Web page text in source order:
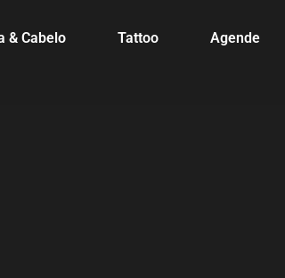
& Cabelo Tattoo Agende